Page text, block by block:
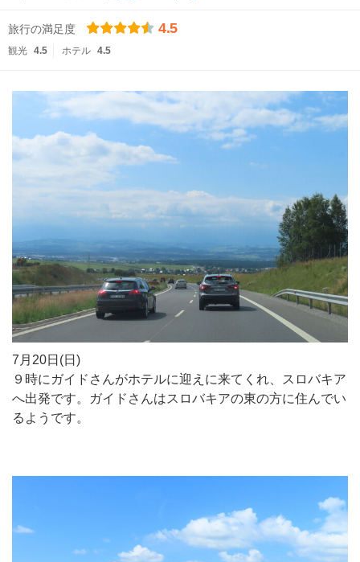
旅行の満足度 4.5
観光 4.5 ホテル 4.5
7月20日(日)
９時にガイドさんがホテルに迎えに来てくれ、スロバキア
へ出発です。ガイドさんはスロバキアの東の方に住んでい
るようです。